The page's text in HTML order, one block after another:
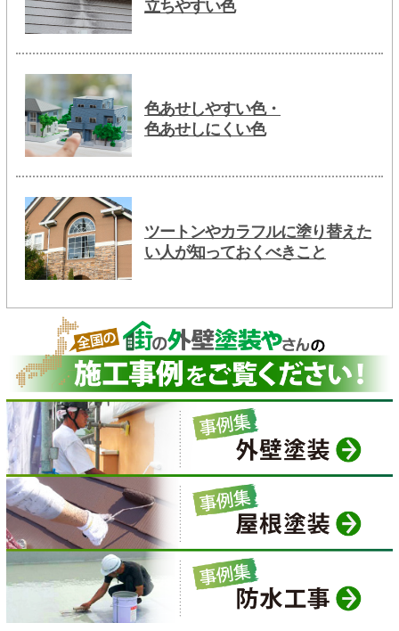
立ちやすい色
色あせしやすい色・
色あせしにくい色
ツートンやカラフルに塗り替えた
い人が知っておくべきこと